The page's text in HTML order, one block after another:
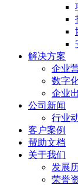
解决方案
企业
数字
企业
公司新闻
行业
客户案例
帮助文档
关于我们
发展
荣誉